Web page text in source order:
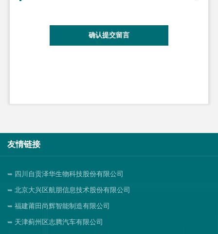
确认提交留言
友情链接
四川自贡泽华生物科技股份有限公司
北京大兴区航朋信息技术股份有限公司
福建莆田尚辉智能制造有限公司
天津蓟州区志腾汽车有限公司